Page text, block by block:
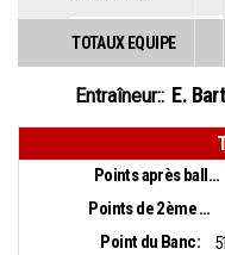
TOTAUX EQUIPE
Entraîneur:: E.
Points après balles perdues:
Points de 2ème chance:
Point du Banc:
51